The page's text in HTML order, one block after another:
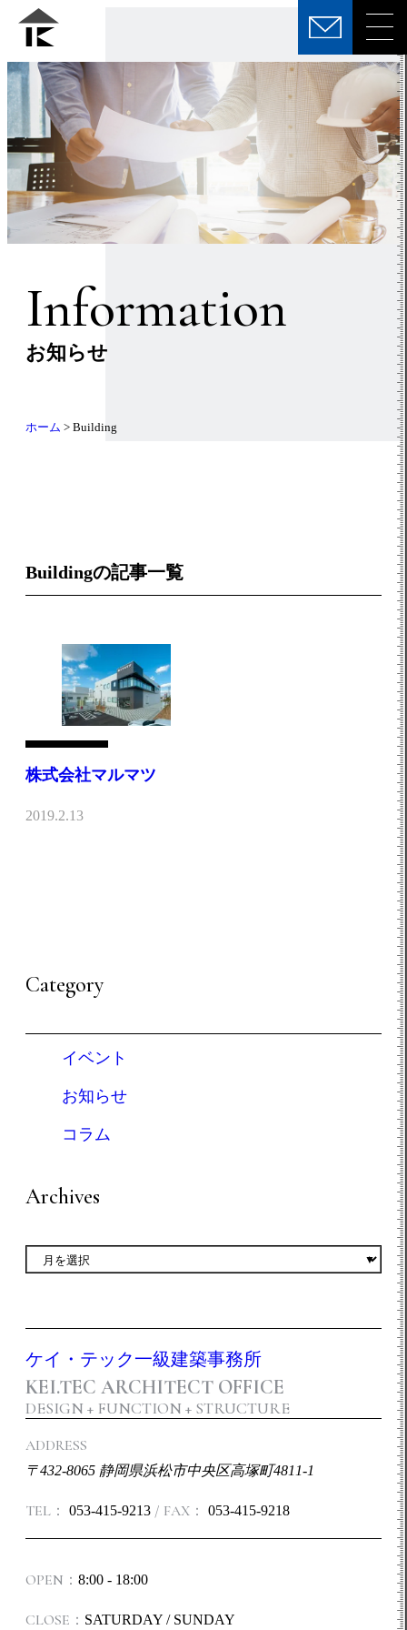
Information
お知らせ
ホーム > Building
Buildingの記事一覧
株式会社マルマツ
2019.2.13
Category
イベント
お知らせ
コラム
Archives
ケイ・テック一級建築事務所
KEI.TEC ARCHITECT OFFICE
DESIGN + FUNCTION + STRUCTURE
ADDRESS
〒432-8065 静岡県浜松市中央区高塚町4811-1
TEL： 053-415-9213 / FAX： 053-415-9218
OPEN： 8:00 - 18:00
CLOSE： SATURDAY / SUNDAY